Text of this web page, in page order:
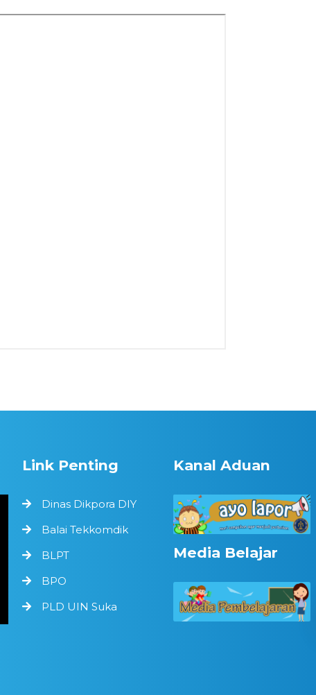
Link Penting
Dinas Dikpora DIY
Balai Tekkomdik
BLPT
BPO
PLD UIN Suka
Kanal Aduan
Media Belajar